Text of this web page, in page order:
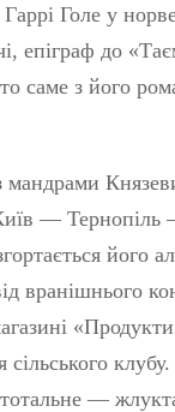
Гаррі Голе у
епіграф до
саме з його
мандрами
— Тернопіль
його
вранішнього
сільського
—